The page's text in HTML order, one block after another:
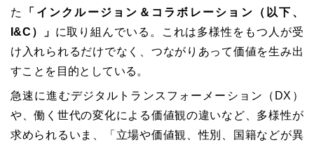
た
「インクルージョン＆コラボレーション（以下、
I&C）」 に取り組んでいる。これは多様性をもつ人が受
け入れられるだけでなく、つながりあって価値を生み出
すことを目的としている。
急速に進むデジタルトランスフォーメーション（DX）
や、働く世代の変化による価値観の違いなど、多様性が
求められるいま、「立場や価値観、性別、国籍などが異